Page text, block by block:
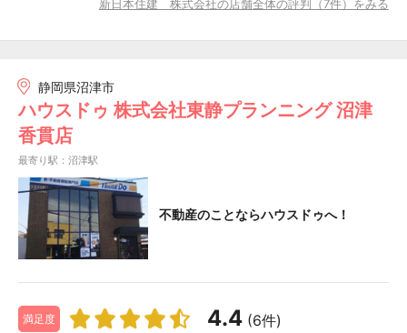
新日本住建 株式会社の店舗全体の評判（7件）をみる
静岡県沼津市
ハウスドゥ 株式会社東静プランニング 沼津
香貫店
最寄り駅：沼津駅
不動産のことならハウスドゥへ！
満足度 4.4 (6件)